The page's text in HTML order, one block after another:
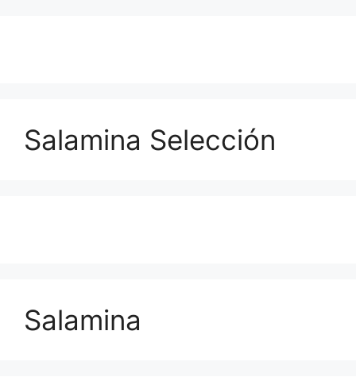
Salamina Selección
Salamina